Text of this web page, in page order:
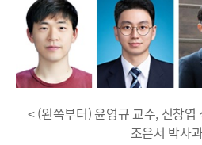
< (왼쪽부터) 윤영규 교수, 신창
조은서 박사